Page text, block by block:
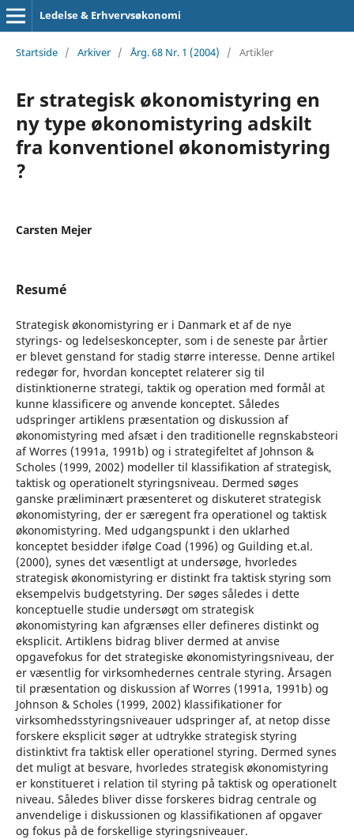
Ledelse & Erhvervsøkonomi
Startside / Arkiver / Årg. 68 Nr. 1 (2004) / Artikler
Er strategisk økonomistyring en
ny type økonomistyring adskilt
fra konventionel økonomistyring
?
Carsten Mejer
Resumé
Strategisk økonomistyring er i Danmark et af de nye
styrings- og ledelseskoncepter, som i de seneste par årtier
er blevet genstand for stadig større interesse. Denne artikel
redegør for, hvordan konceptet relaterer sig til
distinktionerne strategi, taktik og operation med formål at
kunne klassificere og anvende konceptet. Således
udspringer artiklens præsentation og diskussion af
økonomistyring med afsæt i den traditionelle regnskabsteori
af Worres (1991a, 1991b) og i strategifeltet af Johnson &
Scholes (1999, 2002) modeller til klassifikation af strategisk,
taktisk og operationelt styringsniveau. Dermed søges
ganske præliminært præsenteret og diskuteret strategisk
økonomistyring, der er særegent fra operationel og taktisk
økonomistyring. Med udgangspunkt i den uklarhed
konceptet besidder ifølge Coad (1996) og Guilding et.al.
(2000), synes det væsentligt at undersøge, hvorledes
strategisk økonomistyring er distinkt fra taktisk styring som
eksempelvis budgetstyring. Der søges således i dette
konceptuelle studie undersøgt om strategisk
økonomistyring kan afgrænses eller defineres distinkt og
eksplicit. Artiklens bidrag bliver dermed at anvise
opgavefokus for det strategiske økonomistyringsniveau, der
er væsentlig for virksomhedernes centrale styring. Årsagen
til præsentation og diskussion af Worres (1991a, 1991b) og
Johnson & Scholes (1999, 2002) klassifikationer for
virksomhedsstyringsniveauer udspringer af, at netop disse
forskere eksplicit søger at udtrykke strategisk styring
distinktivt fra taktisk eller operationel styring. Dermed synes
det muligt at besvare, hvorledes strategisk økonomistyring
er konstitueret i relation til styring på taktisk og operationelt
niveau. Således bliver disse forskeres bidrag centrale og
anvendelige i diskussionen og klassifikationen af opgaver
og fokus på de forskellige styringsniveauer.